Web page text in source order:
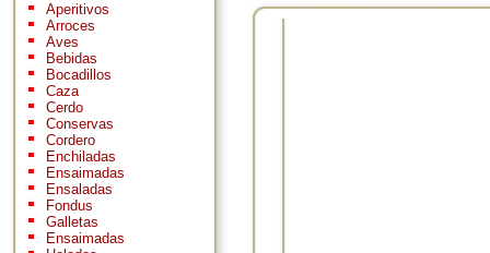
Aperitivos
Arroces
Aves
Bebidas
Bocadillos
Caza
Cerdo
Conservas
Cordero
Enchiladas
Ensaimadas
Ensaladas
Fondus
Galletas
Ensaimadas